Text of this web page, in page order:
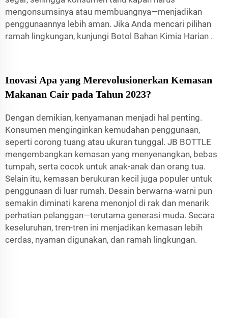
mengonsumsinya atau membuangnya—menjadikan
penggunaannya lebih aman. Jika Anda mencari pilihan
ramah lingkungan, kunjungi Botol Bahan Kimia Harian .
Inovasi Apa yang Merevolusionerkan Kemasan
Makanan Cair pada Tahun 2023?
Dengan demikian, kenyamanan menjadi hal penting.
Konsumen menginginkan kemudahan penggunaan,
seperti corong tuang atau ukuran tunggal. JB BOTTLE
mengembangkan kemasan yang menyenangkan, bebas
tumpah, serta cocok untuk anak-anak dan orang tua.
Selain itu, kemasan berukuran kecil juga populer untuk
penggunaan di luar rumah. Desain berwarna-warni pun
semakin diminati karena menonjol di rak dan menarik
perhatian pelanggan—terutama generasi muda. Secara
keseluruhan, tren-tren ini menjadikan kemasan lebih
cerdas, nyaman digunakan, dan ramah lingkungan.